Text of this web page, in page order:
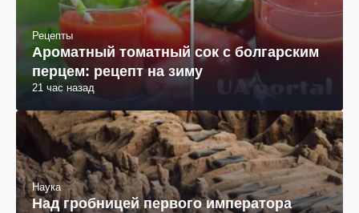
Рецепты
Ароматный томатный сок с болгарским
перцем: рецепт на зиму
21 час назад
Наука
Над гробницей первого императора